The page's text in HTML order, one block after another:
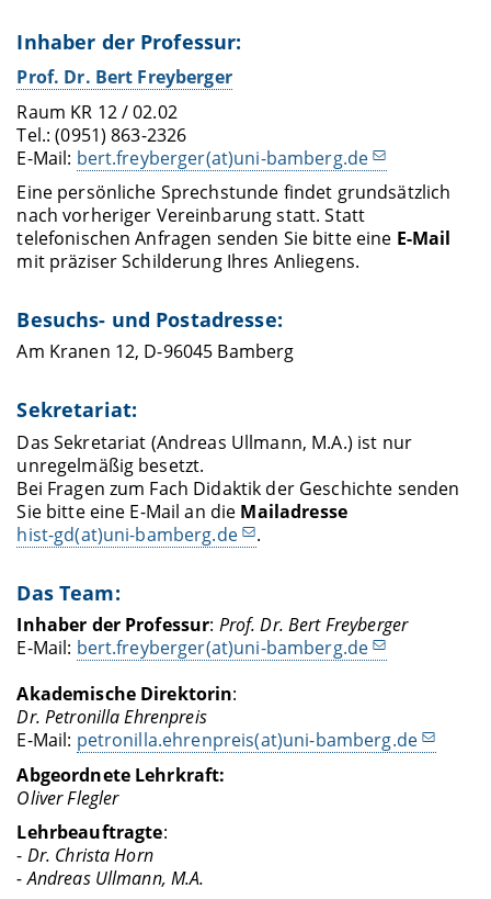
Inhaber der Professur:
Prof. Dr. Bert Freyberger
Raum KR 12 / 02.02
Tel.: (0951) 863-2326
E-Mail: bert.freyberger(at)uni-bamberg.de
Eine persönliche Sprechstunde findet grundsätzlich
nach vorheriger Vereinbarung statt. Statt
telefonischen Anfragen senden Sie bitte eine E-Mail
mit präziser Schilderung Ihres Anliegens.
Besuchs- und Postadresse:
Am Kranen 12, D-96045 Bamberg
Sekretariat:
Das Sekretariat (Andreas Ullmann, M.A.) ist nur
unregelmäßig besetzt.
Bei Fragen zum Fach Didaktik der Geschichte senden
Sie bitte eine E-Mail an die Mailadresse
hist-gd(at)uni-bamberg.de
.
Das Team:
Inhaber der Professur: Prof. Dr. Bert Freyberger
E-Mail: bert.freyberger(at)uni-bamberg.de
Akademische Direktorin:
Dr. Petronilla Ehrenpreis
E-Mail: petronilla.ehrenpreis(at)uni-bamberg.de
Abgeordnete Lehrkraft:
Oliver Flegler
Lehrbeauftragte:
- Dr. Christa Horn
- Andreas Ullmann, M.A.